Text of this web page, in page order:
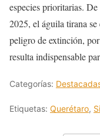
especies prioritarias.
2025, el águila tirana
peligro de extinción,
resulta indispensable
Categorías:
Etiquetas: Querétaro,